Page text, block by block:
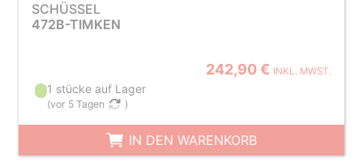
SCHÜSSEL
472B-TIMKEN
242,90 € INKL. MWST.
1 stücke auf Lager
(vor 5 Tagen )
IN DEN WARENKORB